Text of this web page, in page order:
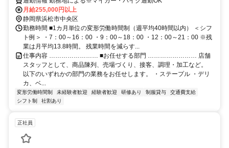
月給255,000円以上
静岡県浜松市中央区
勤務時間 ■1カ月単位の変形労働時間制（週平均40時間以内） ＜シフ
ト例＞ ・7：00～16：00 ・9：00～18：00 ・12：00～21：00 ※残
業は月平均13.8時間。 残業時間を減らす...
仕事内容 …………………… ■お任せする部門 …………………… 店舗
スタッフとして、商品陳列、売場づくり、接客、調理・加工など。
以下のいずれかの部門の業務をお任せします。 ・ステープル ・デリ
カ、ベ...
変形労働時間制 未経験者歓迎 経験者歓迎 研修あり 制服貸与
交通費支給
シフト制
社割あり
正社員